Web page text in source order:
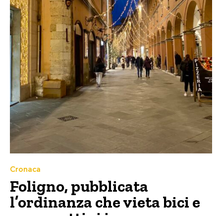
Cronaca
Foligno, pubblicata
l’ordinanza che vieta bici e